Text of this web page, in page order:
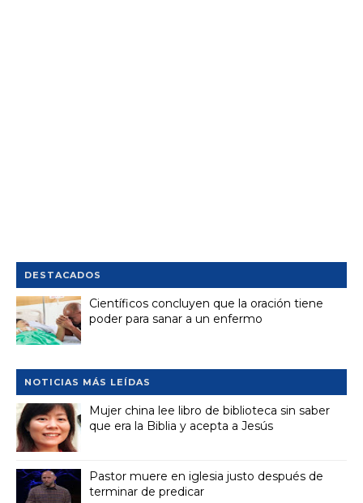
DESTACADOS
Científicos concluyen que la oración tiene
poder para sanar a un enfermo
NOTICIAS MÁS LEÍDAS
Mujer china lee libro de biblioteca sin saber
que era la Biblia y acepta a Jesús
Pastor muere en iglesia justo después de
terminar de predicar